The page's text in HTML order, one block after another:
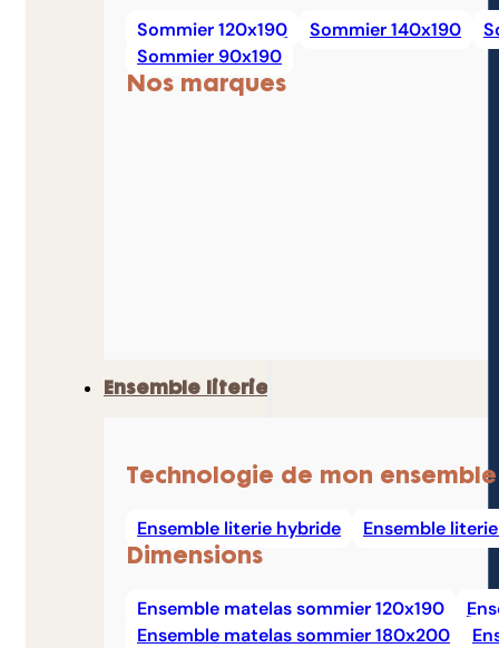
Sommier 120x190 Sommier 140x190
Sommier 90x190
Nos marques
Ensemble literie
Technologie de mon ensemble
Ensemble literie hybride Ensemble
Dimensions
Ensemble matelas sommier 120x190
Ensemble matelas sommier 180x200